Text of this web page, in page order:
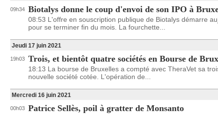
09h34 Biotalys donne le coup d'envoi de son IPO à
08:53 L'offre en souscription publique de Biotalys démarre
pour se terminer fin du mois. La fourchette...
Jeudi 17 juin 2021
19h03 Trois, et bientôt quatre sociétés en Bourse de
18:13 La bourse de Bruxelles a compté avec TheraVet sa
nouvelle société cotée. L'opération de...
Mercredi 16 juin 2021
00h03 Patrice Sellès, poil à gratter de Monsanto